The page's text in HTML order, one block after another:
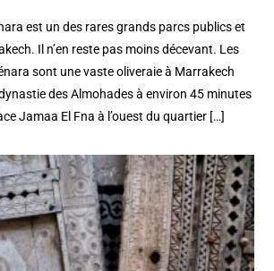
est un des rares grands parcs publics et
Il n’en reste pas moins décevant. Les
sont une vaste oliveraie à Marrakech
des Almohades à environ 45 minutes
Jamaa El Fna à l’ouest du quartier […]